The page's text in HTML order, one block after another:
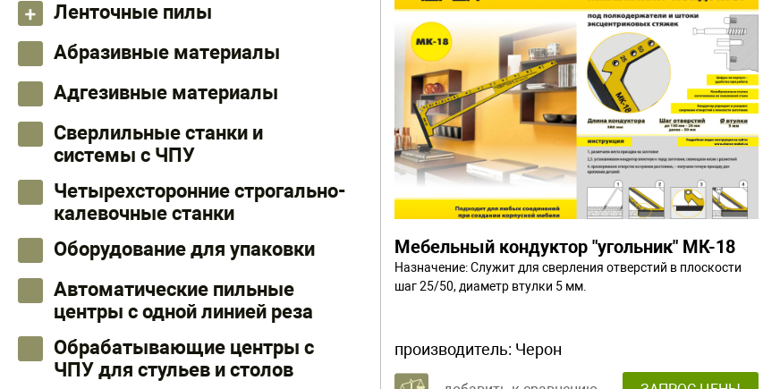
Ленточные пилы
Абразивные материалы
Адгезивные материалы
Сверлильные станки и
системы с ЧПУ
Четырехсторонние строгально-
калевочные станки
Оборудование для упаковки
Автоматические пильные
центры с одной линией реза
Обрабатывающие центры с
ЧПУ для стульев и столов
Мебельный кондуктор "угольник" МК-18
Назначение: Служит для сверления отверстий в плоскости
шаг 25/50, диаметр втулки 5 мм.
производитель: Черон